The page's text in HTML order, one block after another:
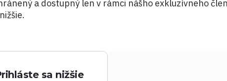
a dostupný len v rámci nášho exkluzívneho
sa nižšie